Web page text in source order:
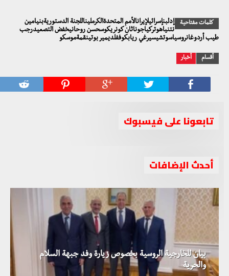
كلمات مفتاحية
إدلبنإسرائيلإيرانالأمم المتحدةالكرمليناللجنة الدستوريةبنيامين
نتنياهوتركياجوناثان كونريكوسحسن روحانيخفض التصعيدرجب
طيب أردوغانروسياسوتشيسيرغي ريابكوففلديمير بوتينقمةموسكو
أقسام أخبار
تابعونا على فيسبوك
أحدث الإضافات
بيان للخارجية الروسية بخصوص زيارة وفد جبهة السلام
والحرية